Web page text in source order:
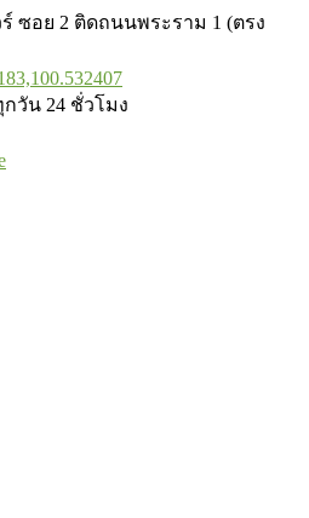
ซอย 2 ติดถนนพระราม 1 (ตรง
กวัน 24 ชั่วโมง